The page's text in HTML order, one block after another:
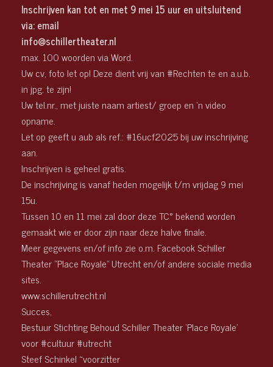
Inschrijven kan tot en met 9 mei 15 uur en uitsluitend
via: email
info@schillertheater.nl
max. 100 woorden via Word.
Uw cv, foto let op! Deze dient vrij van #Rechten te en a.u.b.
in jpg. te zijn!
Uw tel.nr., met juiste naam artiest/ groep en ‘n video
opname.
Let op geeft u aub als ref.: #16ucf2025 bij uw inschrijving
aan.
Inschrijven is geheel gratis.
De inschrijving is vanaf heden mogelijk t/m vrijdag 9 mei
15u.
Tussen 10 en 11 mei zal door deze TC° bekend worden
gemaakt wie er door zijn naar deze halve finale.
Meer gegevens en/of info zie o.m. Facebook Schiller
Theater “Place Royale” Utrecht en/of andere sociale media
sites.
www.schillerutrecht.nl
Succes,
Bestuur Stichting Behoud Schiller Theater ‘Place Royale’
voor #cultuur #utrecht
Steef Schinkel ~voorzitter